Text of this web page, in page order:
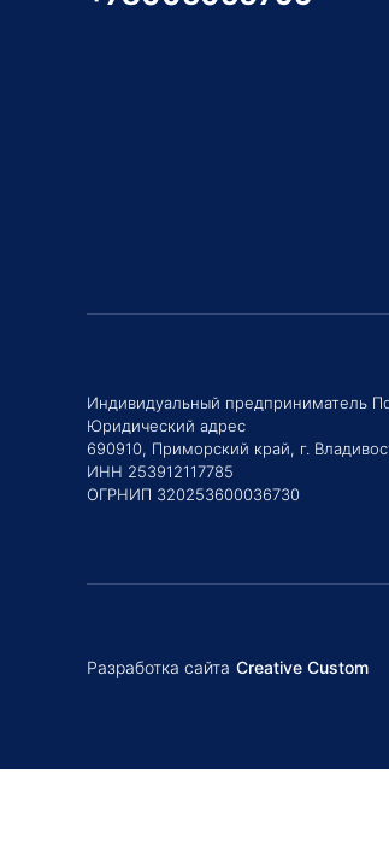
Индивидуальный предприниматель
Юридический адрес
690910, Приморский край, г.
ИНН 253912117785
ОГРНИП 320253600036730
Разработка сайта Creative Custom